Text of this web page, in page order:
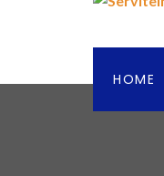
HOME